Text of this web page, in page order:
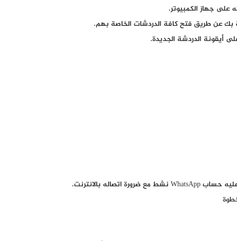
جهاز الكمبيوتر.
بك عن طريق فتح كافة الدردشات الخاصة بهم.
أيقونة الدردشة الجديدة.